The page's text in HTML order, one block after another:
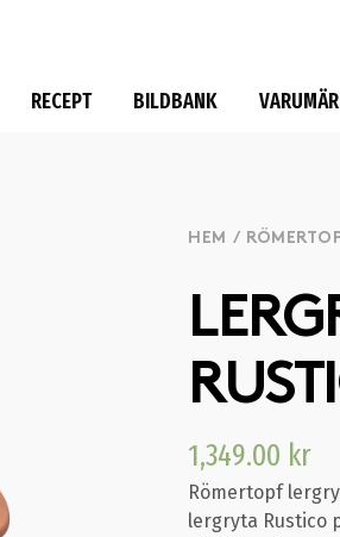
RECEPT BILDBANK
HEM /
1,349.00 kr
Römertopf
lergryta Rustico